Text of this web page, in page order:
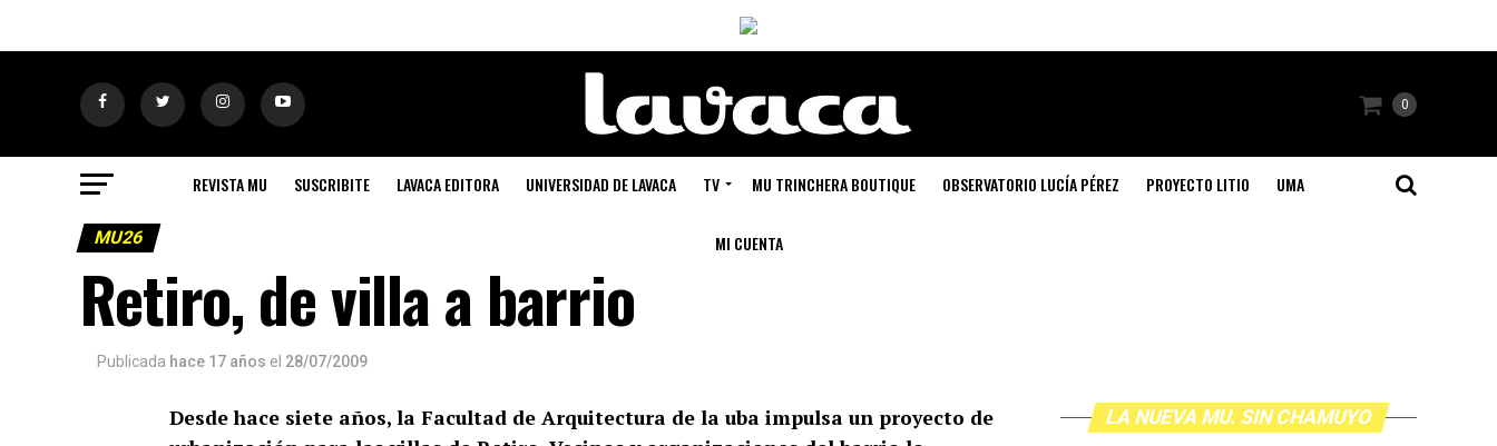
0
REVISTA MU SUSCRIBITE LAVACA EDITORA UNIVERSIDAD DE LAVACA TV MU TRINCHERA BOUTIQUE OBSERVATORIO LUCÍA PÉREZ PROYECTO LITIO UMA
MI CUENTA
MU26
Retiro, de villa a barrio
Publicada hace 17 años el 28/07/2009
Desde hace siete años, la Facultad de Arquitectura de la uba impulsa un proyecto de
LA NUEVA MU. SIN CHAMUYO